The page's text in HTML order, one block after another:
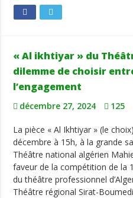
« Al ikhtiyar » du
dilemme de choisir
l’engagement
décembre 27, 2024 125
La pièce « Al Ikhtiyar » (le
décembre à 15h, à la grande
Théâtre national algérien
faveur de la compétition de la
du théâtre professionnel
Théâtre régional Sirat-